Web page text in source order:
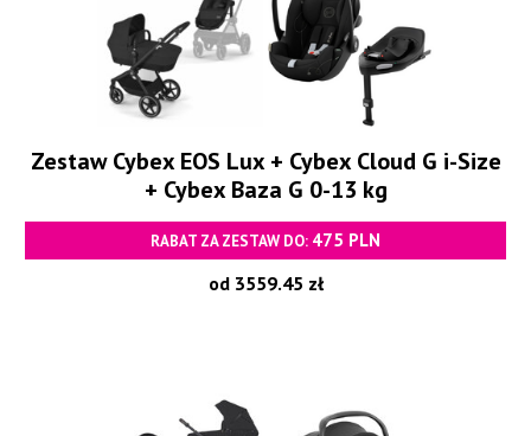
Zestaw Cybex EOS Lux + Cybex Cloud G i-Size
+ Cybex Baza G 0-13 kg
RABAT ZA ZESTAW DO: 475 PLN
od 3559.45 zł